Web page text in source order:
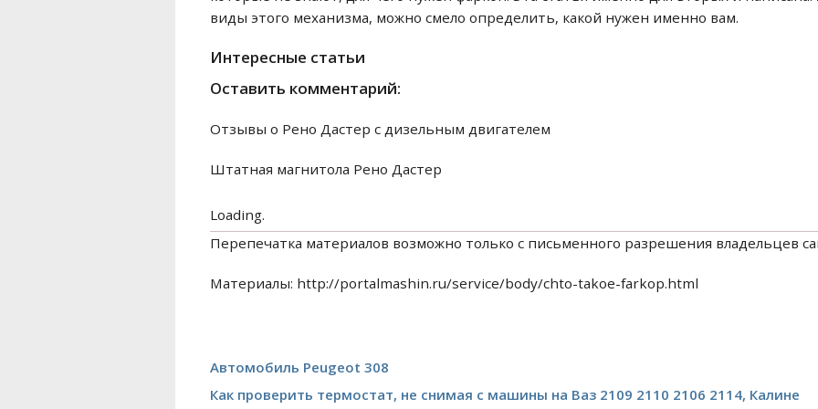
виды этого механизма, можно смело определить, какой нужен именно вам.
Интересные статьи
Оставить комментарий:
Отзывы о Рено Дастер с дизельным двигателем
Штатная магнитола Рено Дастер
Loading.
Перепечатка материалов возможно только с письменного разрешения владельцев
Материалы: http://portalmashin.ru/service/body/chto-takoe-farkop.html
Автомобиль Peugeot 308
Как проверить термостат, не снимая с машины на Ваз 2109 2110 2106 2114, Калине